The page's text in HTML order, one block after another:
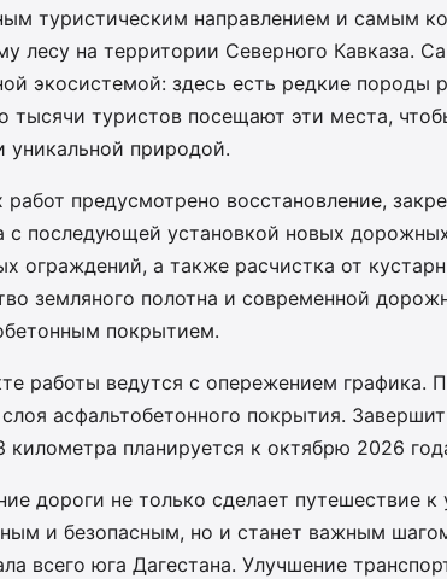
туристическим направлением и самым
лесу на территории Северного Кавказа.
экосистемой: здесь есть редкие породы
тысячи туристов посещают эти места,
уникальной природой.
работ предусмотрено восстановление,
с последующей установкой новых
ограждений, а также расчистка от
земляного полотна и современной
покрытием.
работы ведутся с опережением графика.
асфальтобетонного покрытия.
километра планируется к октябрю 2026
дороги не только сделает путешествие
и безопасным, но и станет важным
всего юга Дагестана. Улучшение